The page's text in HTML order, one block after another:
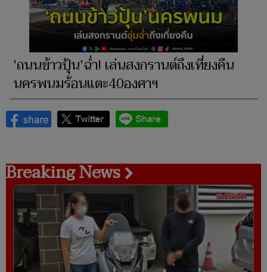
'ถนนข้าวปุ้น'ฉ่ำ! เล่นสงกรานต์ถึงเที่ยงคืน
นครพนมร้อนแตะ40องศาฯ
Breaking News